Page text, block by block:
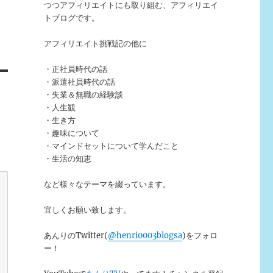
つつアフィリエイトにも取り組む、アフィリエイ
トブログです。
アフィリエイト挑戦記の他に
・正社員時代の話
・派遣社員時代の話
・失業＆無職の経験談
・人生観
・生き方
・趣味について
・マインドセットについて学んだこと
・生活の知恵
など様々なテーマを綴っています。
宜しくお願い致します。
あんりのTwitter(@henri0003blogsa)をフォロ
ー！